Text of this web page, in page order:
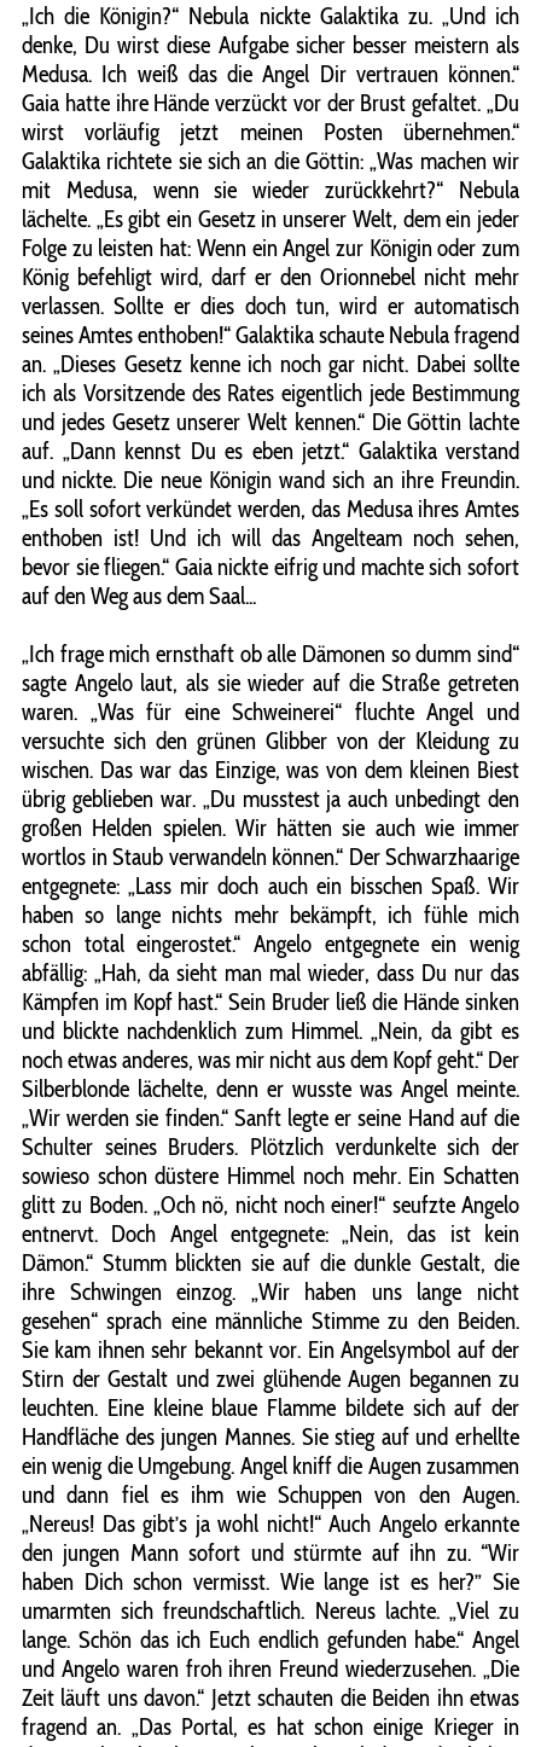
„Ich die Königin?“ Nebula nickte Galaktika zu. „Und ich
denke, Du wirst diese Aufgabe sicher besser meistern als
Medusa. Ich weiß das die Angel Dir vertrauen können.“
Gaia hatte ihre Hände verzückt vor der Brust gefaltet. „Du
wirst vorläufig jetzt meinen Posten übernehmen.“
Galaktika richtete sie sich an die Göttin: „Was machen wir
mit Medusa, wenn sie wieder zurückkehrt?“ Nebula
lächelte. „Es gibt ein Gesetz in unserer Welt, dem ein jeder
Folge zu leisten hat: Wenn ein Angel zur Königin oder zum
König befehligt wird, darf er den Orionnebel nicht mehr
verlassen. Sollte er dies doch tun, wird er automatisch
seines Amtes enthoben!“ Galaktika schaute Nebula fragend
an. „Dieses Gesetz kenne ich noch gar nicht. Dabei sollte
ich als Vorsitzende des Rates eigentlich jede Bestimmung
und jedes Gesetz unserer Welt kennen.“ Die Göttin lachte
auf. „Dann kennst Du es eben jetzt.“ Galaktika verstand
und nickte. Die neue Königin wand sich an ihre Freundin.
„Es soll sofort verkündet werden, das Medusa ihres Amtes
enthoben ist! Und ich will das Angelteam noch sehen,
bevor sie fliegen.“ Gaia nickte eifrig und machte sich sofort
auf den Weg aus dem Saal...
„Ich frage mich ernsthaft ob alle Dämonen so dumm sind“
sagte Angelo laut, als sie wieder auf die Straße getreten
waren. „Was für eine Schweinerei“ fluchte Angel und
versuchte sich den grünen Glibber von der Kleidung zu
wischen. Das war das Einzige, was von dem kleinen Biest
übrig geblieben war. „Du musstest ja auch unbedingt den
großen Helden spielen. Wir hätten sie auch wie immer
wortlos in Staub verwandeln können.“ Der Schwarzhaarige
entgegnete: „Lass mir doch auch ein bisschen Spaß. Wir
haben so lange nichts mehr bekämpft, ich fühle mich
schon total eingerostet.“ Angelo entgegnete ein wenig
abfällig: „Hah, da sieht man mal wieder, dass Du nur das
Kämpfen im Kopf hast.“ Sein Bruder ließ die Hände sinken
und blickte nachdenklich zum Himmel. „Nein, da gibt es
noch etwas anderes, was mir nicht aus dem Kopf geht.“ Der
Silberblonde lächelte, denn er wusste was Angel meinte.
„Wir werden sie finden.“ Sanft legte er seine Hand auf die
Schulter seines Bruders. Plötzlich verdunkelte sich der
sowieso schon düstere Himmel noch mehr. Ein Schatten
glitt zu Boden. „Och nö, nicht noch einer!“ seufzte Angelo
entnervt. Doch Angel entgegnete: „Nein, das ist kein
Dämon.“ Stumm blickten sie auf die dunkle Gestalt, die
ihre Schwingen einzog. „Wir haben uns lange nicht
gesehen“ sprach eine männliche Stimme zu den Beiden.
Sie kam ihnen sehr bekannt vor. Ein Angelsymbol auf der
Stirn der Gestalt und zwei glühende Augen begannen zu
leuchten. Eine kleine blaue Flamme bildete sich auf der
Handfläche des jungen Mannes. Sie stieg auf und erhellte
ein wenig die Umgebung. Angel kniff die Augen zusammen
und dann fiel es ihm wie Schuppen von den Augen.
„Nereus! Das gibt’s ja wohl nicht!“ Auch Angelo erkannte
den jungen Mann sofort und stürmte auf ihn zu. “Wir
haben Dich schon vermisst. Wie lange ist es her?” Sie
umarmten sich freundschaftlich. Nereus lachte. „Viel zu
lange. Schön das ich Euch endlich gefunden habe.“ Angel
und Angelo waren froh ihren Freund wiederzusehen. „Die
Zeit läuft uns davon.“ Jetzt schauten die Beiden ihn etwas
fragend an. „Das Portal, es hat schon einige Krieger in